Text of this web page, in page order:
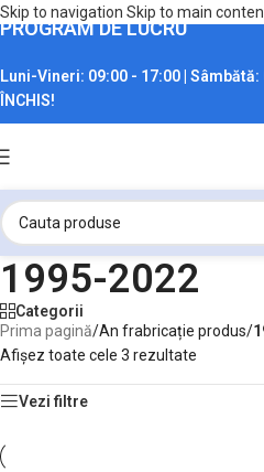
Skip to navigation Skip to main
PROGRAM DE LUCRU
Luni-Vineri: 09:00 - 17:00 | Sâmbătă:
ÎNCHIS!
1995-2022
Categorii
Prima pagină/An frabricație produs/
Afișez toate cele 3 rezultate
Vezi filtre